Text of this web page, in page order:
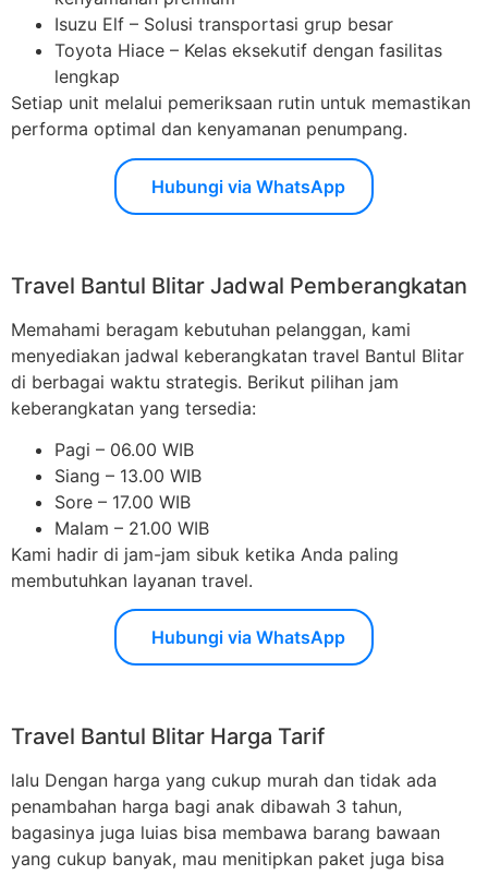
Isuzu Elf – Solusi transportasi grup besar
Toyota Hiace – Kelas eksekutif dengan fasilitas
lengkap
Setiap unit melalui pemeriksaan rutin untuk memastikan
performa optimal dan kenyamanan penumpang.
Hubungi via WhatsApp
Travel Bantul Blitar Jadwal Pemberangkatan
Memahami beragam kebutuhan pelanggan, kami
menyediakan jadwal keberangkatan travel Bantul Blitar
di berbagai waktu strategis. Berikut pilihan jam
keberangkatan yang tersedia:
Pagi – 06.00 WIB
Siang – 13.00 WIB
Sore – 17.00 WIB
Malam – 21.00 WIB
Kami hadir di jam-jam sibuk ketika Anda paling
membutuhkan layanan travel.
Hubungi via WhatsApp
Travel Bantul Blitar Harga Tarif
lalu Dengan harga yang cukup murah dan tidak ada
penambahan harga bagi anak dibawah 3 tahun,
bagasinya juga luias bisa membawa barang bawaan
yang cukup banyak, mau menitipkan paket juga bisa